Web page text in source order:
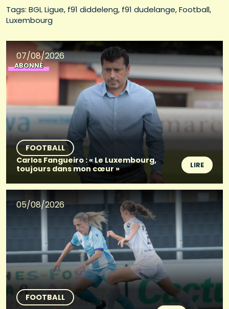
Tags: BGL Ligue f91 diddeleng f91 dudelange Football
Luxembourg
07/08/2026
ABONNÉ
FOOTBALL
Carlos Fangueiro : « Le Luxembourg,
toujours dans mon cœur »
LIRE
05/08/2026
FOOTBALL